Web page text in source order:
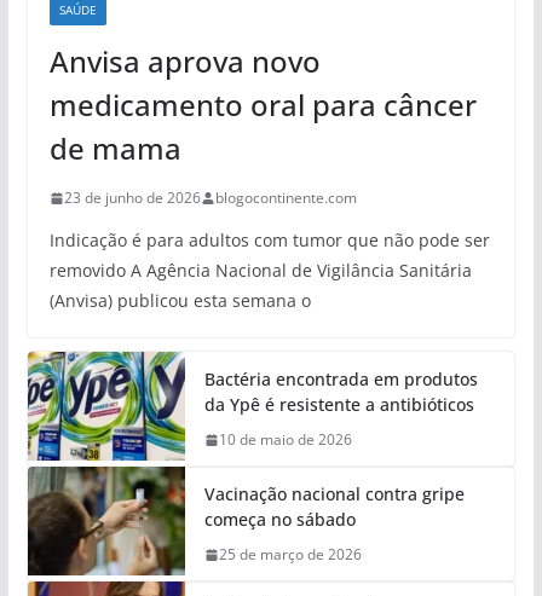
SAÚDE
Anvisa aprova novo
medicamento oral para câncer
de mama
23 de junho de 2026 blogocontinente.com
Indicação é para adultos com tumor que não pode ser
removido A Agência Nacional de Vigilância Sanitária
(Anvisa) publicou esta semana o
Bactéria encontrada em produtos
da Ypê é resistente a antibióticos
10 de maio de 2026
Vacinação nacional contra gripe
começa no sábado
25 de março de 2026